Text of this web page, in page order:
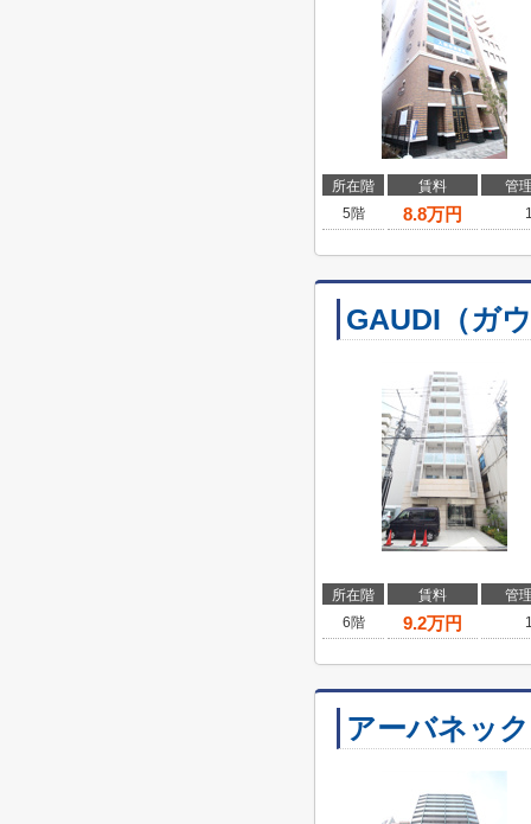
所在階 賃料
管
5階
8.8万円
GAUDI（ガ
所在階 賃料
管
6階
9.2万円
アーバネッ